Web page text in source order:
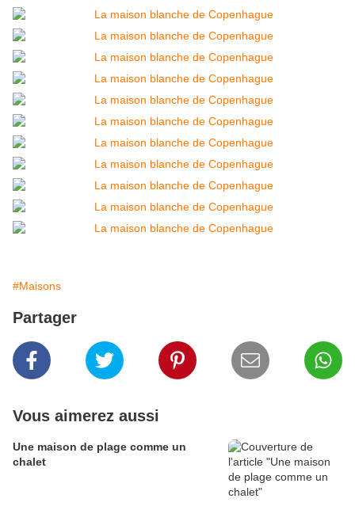
#Maisons
Partager
Vous aimerez aussi
Une maison de plage comme un
chalet